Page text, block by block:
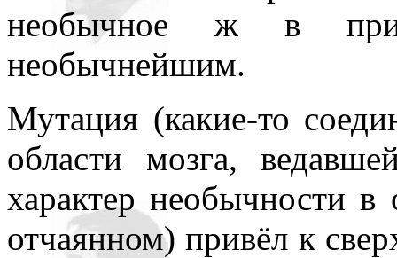
необычное ж в
необычнейшим.
Мутация (какие-то
области мозга,
характер необычности
отчаянном) привёл к